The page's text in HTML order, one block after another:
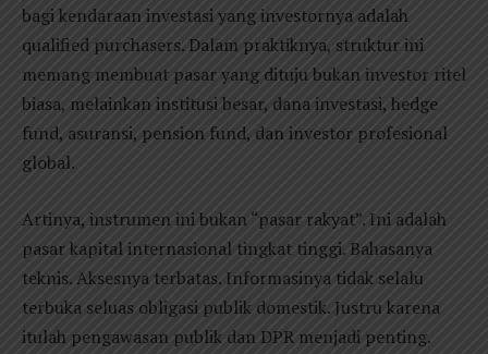
bagi kendaraan investasi yang investornya adalah
qualified purchasers. Dalam praktiknya, struktur ini
memang membuat pasar yang dituju bukan investor ritel
biasa, melainkan institusi besar, dana investasi, hedge
fund, asuransi, pension fund, dan investor profesional
global.
Artinya, instrumen ini bukan “pasar rakyat”. Ini adalah
pasar kapital internasional tingkat tinggi. Bahasanya
teknis. Aksesnya terbatas. Informasinya tidak selalu
terbuka seluas obligasi publik domestik. Justru karena
itulah pengawasan publik dan DPR menjadi penting.